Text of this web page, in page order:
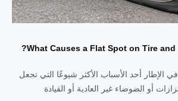
What Causes a Flat Spot on Tire and
الإطار أحد الأسباب الأكثر شيوعًا التي تجعل
أو الضوضاء غير العادية أو القيادة